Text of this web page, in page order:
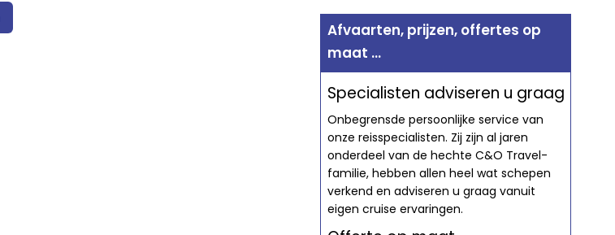
Afvaarten, prijzen, offertes op
maat ...
Specialisten adviseren u graag
Onbegrensde persoonlijke service van
onze reisspecialisten. Zij zijn al jaren
onderdeel van de hechte C&O Travel-
familie, hebben allen heel wat schepen
verkend en adviseren u graag vanuit
eigen cruise ervaringen.